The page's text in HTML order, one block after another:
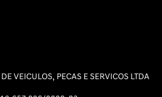
VEICULOS, PECAS E SERVICOS LTDA